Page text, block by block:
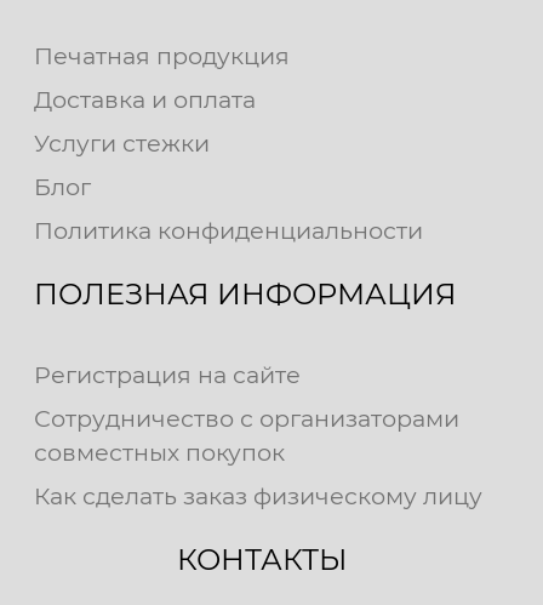
Печатная продукция
Доставка и оплата
Услуги стежки
Блог
Политика конфиденциальности
ПОЛЕЗНАЯ ИНФОРМАЦИЯ
Регистрация на сайте
Сотрудничество с организаторами
совместных покупок
Как сделать заказ физическому лицу
КОНТАКТЫ